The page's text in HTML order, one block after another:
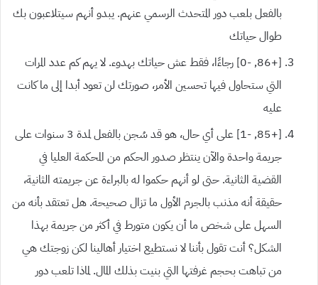
بالفعل بلعب دور المتحدث الرسمي عنهم. يبدو أنهم سيتلاعبون بك
طوال حياتك
[+86,
-0]
رجاءًا، فقط عش حياتك بهدوء. لا يهم كم عدد المرات
التي ستحاول فيها تحسين الأمر، صورتك لن تعود أبدا إلى ما كانت
عليه
[+85,
-1] على أي حال، هو قد سُجن بالفعل لمدة 3 سنوات على
جريمة واحدة والآن ينتظر صدور الحكم من المحكمة العليا في
القضية الثانية. حتى لو أنهم حكموا له بالبراءة عن جريمته الثانية،
حقيقة أنه مذنب بالجرم الأول ما تزال صحيحة. هل تعتقد بأنه من
السهل على شخص ما أن يكون متورط في أكثر من جريمة بهذا
الشكل؟ أنت تقول بأننا لا نستطيع اختيار أهالينا لكن زوجتك هي
من تباهت بحجم غرفتها التي بنيت بذلك المال. لماذا تلعب دور